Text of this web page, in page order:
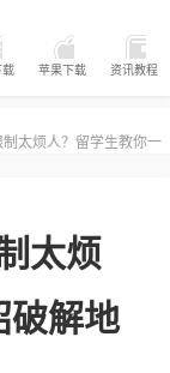
载 苹果下载 资讯教程
太烦人？留学生教你一
太烦
破解地